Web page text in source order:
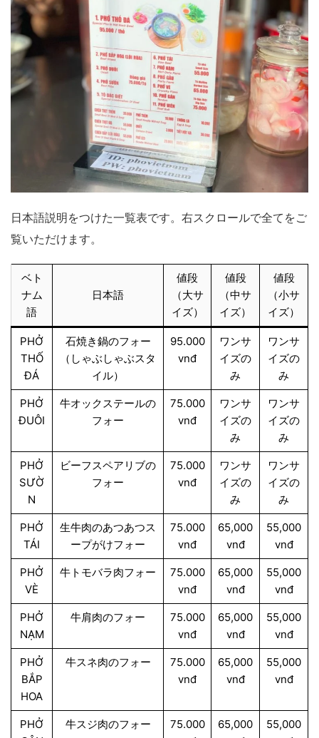
日本語説明をつけた一覧表です。右スクロールで全てをご
覧いただけます。
ベト
ナム
語
日本語
値段
（大サ
イズ）
値段
（中サ
イズ）
値段
（小サ
イズ）
PHỞ
THỐ
ĐÁ
石焼き鍋のフォー
（しゃぶしゃぶスタ
イル）
95.000
vnđ
ワンサ
イズの
み
ワンサ
イズの
み
PHỞ
ĐUÔI
牛オックステールの
フォー
75.000
vnđ
ワンサ
イズの
み
ワンサ
イズの
み
PHỞ
SƯỜ
N
ビーフスペアリブの
フォー
75.000
vnđ
ワンサ
イズの
み
ワンサ
イズの
み
PHỞ
TÁI
生牛肉のあつあつス
ープがけフォー
75.000
vnđ
65,000
vnđ
55,000
vnđ
PHỞ
VÈ
牛トモバラ肉フォー
75.000
vnđ
65,000
vnđ
55,000
vnđ
PHỞ
NẠM
牛肩肉のフォー
75.000
vnđ
65,000
vnđ
55,000
vnđ
PHỞ
BẮP
HOA
牛スネ肉のフォー
75.000
vnđ
65,000
vnđ
55,000
vnđ
PHỞ
牛スジ肉のフォー
75.000
65,000
55,000